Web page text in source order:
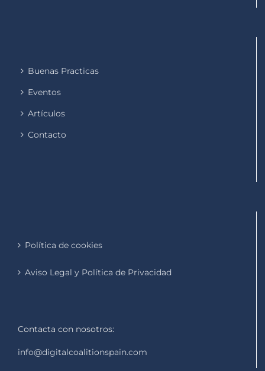
Buenas Practicas
Eventos
Artículos
Contacto
Política de cookies
Aviso Legal y Política de Privacidad
Contacta con nosotros:
info@digitalcoalitionspain.com